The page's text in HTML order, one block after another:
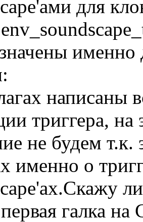
для
именно
написаны
триггера, на
не будем т.к.
именно о
галка на